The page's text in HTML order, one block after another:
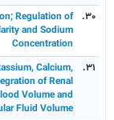
۳۰.
Regulation of
and Sodium
Concentration
۳۱.
Calcium,
of Renal
Volume and
Fluid Volume